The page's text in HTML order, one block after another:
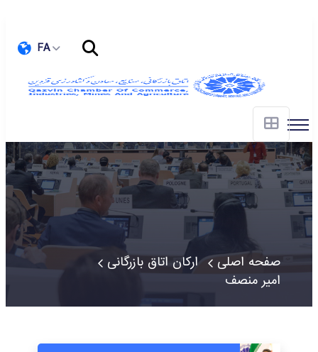
FA
صفحه اصلی
ارکان اتاق بازرگانی
امیر منصف